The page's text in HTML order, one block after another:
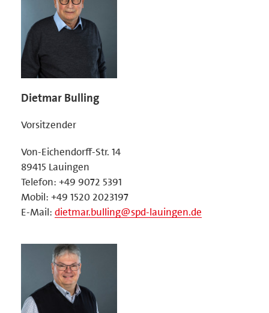
Dietmar Bulling
Vorsitzender
Von-Eichendorff-Str. 14
89415 Lauingen
Telefon: +49 9072 5391
Mobil: +49 1520 2023197
E-Mail: dietmar.bulling@spd-lauingen.de